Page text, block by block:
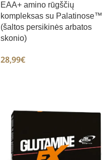
EAA+ amino rūgščių
kompleksas su Palatinose™
(šaltos persikinės arbatos
skonio)
28,99€